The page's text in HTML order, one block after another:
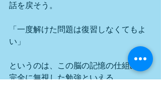
話を戻そう。
「一度解けた問題は復習しなくてもよ
い」
というのは、この脳の記憶の仕組みを
完全に無視した勉強といえる。